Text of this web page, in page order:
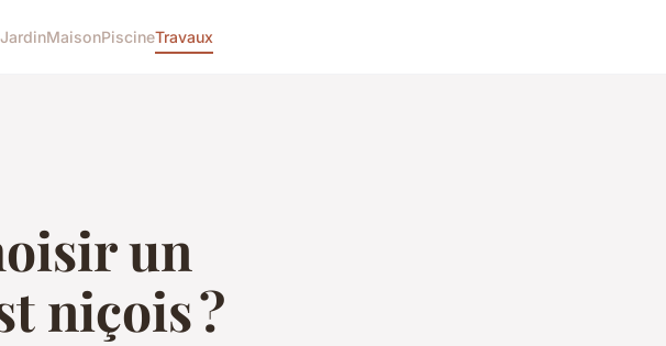
JardinMaisonPiscineTravaux
un
niçois ?